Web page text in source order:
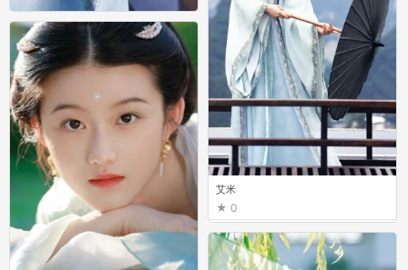
艾米
0
艾米
0